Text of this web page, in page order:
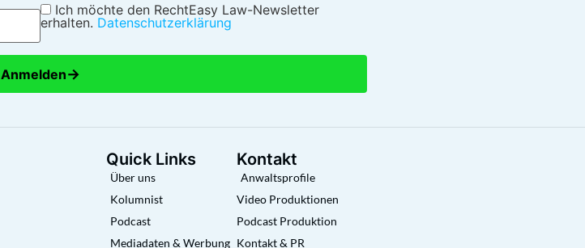
Ich möchte den RechtEasy Law-Newsletter
erhalten. Datenschutzerklärung
Anmelden→
Quick Links
Über uns
Kolumnist
Podcast
Mediadaten & Werbung
Kontakt
Anwaltsprofile
Video Produktionen
Podcast Produktion
Kontakt & PR